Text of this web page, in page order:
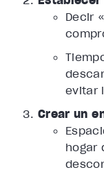
Decir
evitar
Crear un
hogar